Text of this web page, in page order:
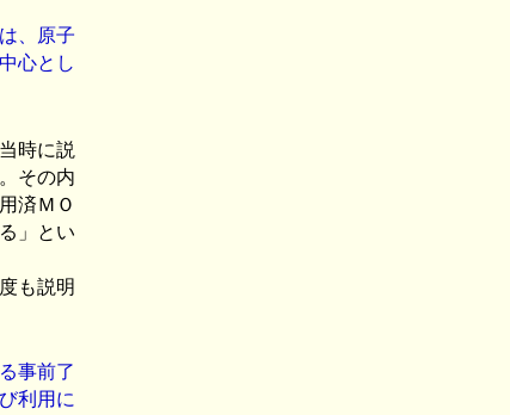
、原子
心とし
時に説
その内
済ＭＯ
」とい
も説明
事前了
利用に